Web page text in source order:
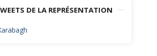
DE LA REPRÉSENTATION